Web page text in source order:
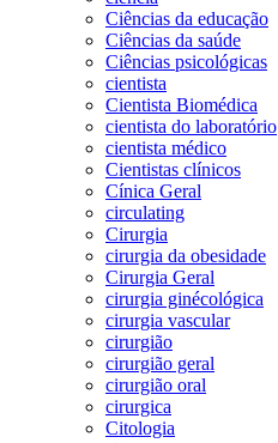
Ciências da educação
Ciências da saúde
Ciências psicológicas
cientista
Cientista Biomédica
cientista do laboratório
cientista médico
Cientistas clínicos
Cínica Geral
circulating
Cirurgia
cirurgia da obesidade
Cirurgia Geral
cirurgia ginécológica
cirurgia vascular
cirurgião
cirurgião geral
cirurgião oral
cirurgica
Citologia